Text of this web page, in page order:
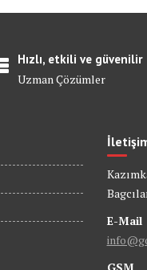
Hızlı, etkili ve güvenilir
Uzman Çözümler
E-Mail